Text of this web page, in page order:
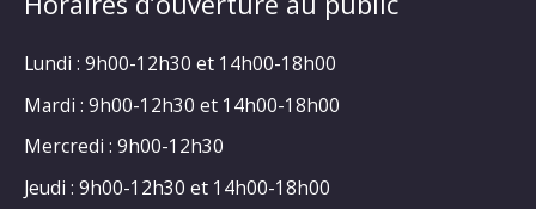
Lundi : 9h00-12h30 et 14h00-18h00
Mardi : 9h00-12h30 et 14h00-18h00
Mercredi : 9h00-12h30
Jeudi : 9h00-12h30 et 14h00-18h00